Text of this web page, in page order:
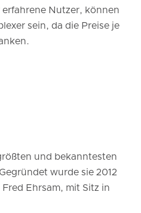
erfahrene Nutzer, können
sein, da die Preise je
und bekanntesten
wurde sie 2012
Ehrsam, mit Sitz in